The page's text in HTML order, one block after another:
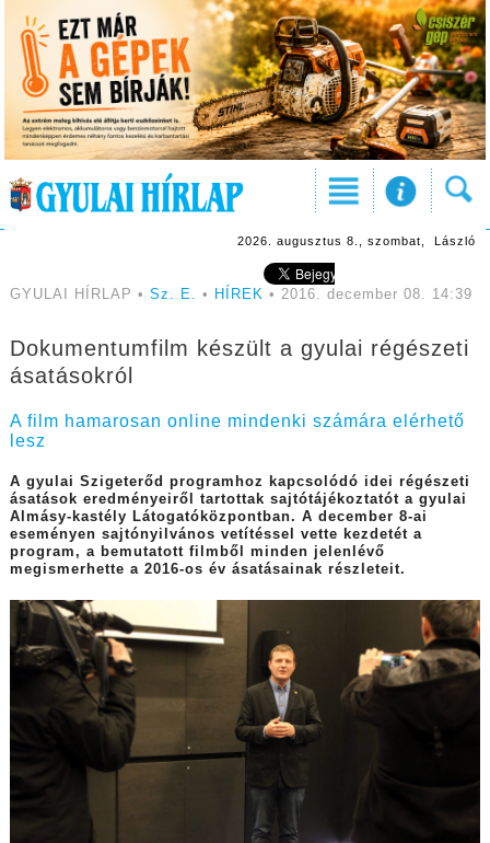
2026. augusztus 8., szombat, László
GYULAI HÍRLAP • Sz. E. • HÍREK • 2016. december 08. 14:39
Dokumentumfilm készült a gyulai régészeti
ásatásokról
A film hamarosan online mindenki számára elérhető
lesz
A gyulai Szigeterőd programhoz kapcsolódó idei régészeti
ásatások eredményeiről tartottak sajtótájékoztatót a gyulai
Almásy-kastély Látogatóközpontban. A december 8-ai
eseményen sajtónyilvános vetítéssel vette kezdetét a
program, a bemutatott filmből minden jelenlévő
megismerhette a 2016-os év ásatásainak részleteit.